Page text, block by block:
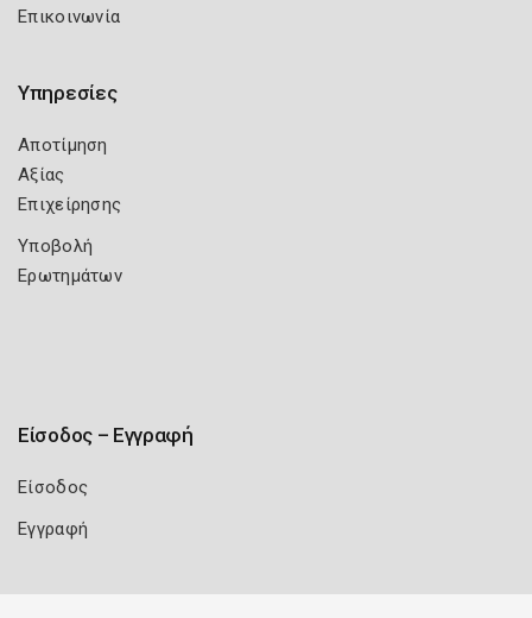
Επικοινωνία
Υπηρεσίες
Αποτίμηση
Αξίας
Επιχείρησης
Υποβολή
Ερωτημάτων
Είσοδος – Εγγραφή
Είσοδος
Εγγραφή